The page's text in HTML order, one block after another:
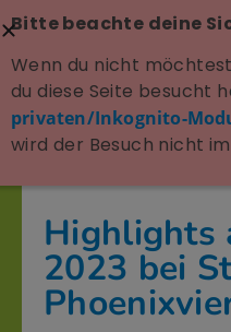
Highlights
2023 bei
Bitte beachte deine
Wenn du nicht
du diese Seite besucht
privaten/Inkognito-
wird der Besuch nicht